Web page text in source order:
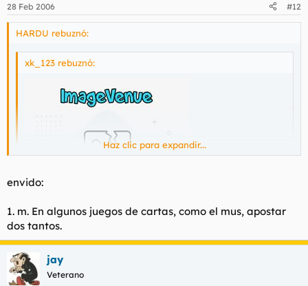
28 Feb 2006 #12
HARDU rebuznó:
xk_123 rebuznó:
!!!!ENVIDO!!!
Haz clic para expandir...
envido:
1. m. En algunos juegos de cartas, como el mus, apostar
dos tantos.
jay
Veterano